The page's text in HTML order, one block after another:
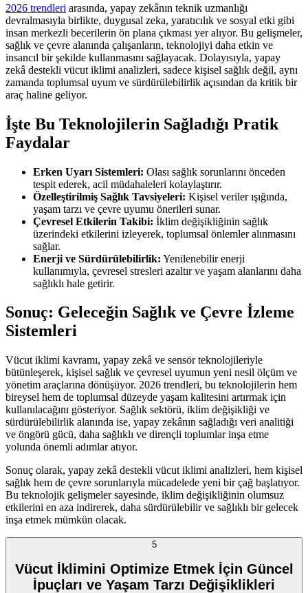
2026 trendleri arasında, yapay zekânın teknik uzmanlığı
devralmasıyla birlikte, duygusal zeka, yaratıcılık ve sosyal etki gibi
insan merkezli becerilerin ön plana çıkması yer alıyor. Bu gelişmeler,
sağlık ve çevre alanında çalışanların, teknolojiyi daha etkin ve
insancıl bir şekilde kullanmasını sağlayacak. Dolayısıyla, yapay
zekâ destekli vücut iklimi analizleri, sadece kişisel sağlık değil, aynı
zamanda toplumsal uyum ve sürdürülebilirlik açısından da kritik bir
araç haline geliyor.
İşte Bu Teknolojilerin Sağladığı Pratik
Faydalar
Erken Uyarı Sistemleri: Olası sağlık sorunlarını önceden
tespit ederek, acil müdahaleleri kolaylaştırır.
Özelleştirilmiş Sağlık Tavsiyeleri: Kişisel veriler ışığında,
yaşam tarzı ve çevre uyumu önerileri sunar.
Çevresel Etkilerin Takibi: İklim değişikliğinin sağlık
üzerindeki etkilerini izleyerek, toplumsal önlemler alınmasını
sağlar.
Enerji ve Sürdürülebilirlik: Yenilenebilir enerji
kullanımıyla, çevresel stresleri azaltır ve yaşam alanlarını daha
sağlıklı hale getirir.
Sonuç: Geleceğin Sağlık ve Çevre İzleme
Sistemleri
Vücut iklimi kavramı, yapay zekâ ve sensör teknolojileriyle
bütünleşerek, kişisel sağlık ve çevresel uyumun yeni nesil ölçüm ve
yönetim araçlarına dönüşüyor. 2026 trendleri, bu teknolojilerin hem
bireysel hem de toplumsal düzeyde yaşam kalitesini artırmak için
kullanılacağını gösteriyor. Sağlık sektörü, iklim değişikliği ve
sürdürülebilirlik alanında ise, yapay zekânın sağladığı veri analitiği
ve öngörü gücü, daha sağlıklı ve dirençli toplumlar inşa etme
yolunda önemli adımlar atıyor.
Sonuç olarak, yapay zekâ destekli vücut iklimi analizleri, hem kişisel
sağlık hem de çevre sorunlarıyla mücadelede yeni bir çağ başlatıyor.
Bu teknolojik gelişmeler sayesinde, iklim değişikliğinin olumsuz
etkilerini en aza indirerek, daha sürdürülebilir ve sağlıklı bir gelecek
inşa etmek mümkün olacak.
5
Vücut İklimini Optimize Etmek İçin Güncel
İpuçları ve Yaşam Tarzı Değişiklikleri